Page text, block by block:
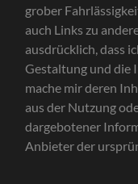
grober
auch Links zu
ausdrücklich, dass
Gestaltung und die
mache mir deren
aus der Nutzung
dargebotener
Anbieter der